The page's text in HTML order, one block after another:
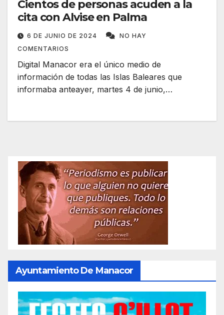
Cientos de personas acuden a la
cita con Alvise en Palma
6 DE JUNIO DE 2024
NO HAY
COMENTARIOS
Digital Manacor era el único medio de
información de todas las Islas Baleares que
informaba anteayer, martes 4 de junio,…
Ayuntamiento De Manacor